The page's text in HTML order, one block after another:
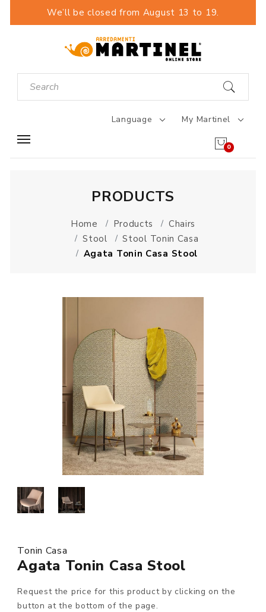
We’ll be closed from August 13 to 19.
Language My Martinel
0
PRODUCTS
Home Products
Chairs
Stool
Stool Tonin Casa
Agata Tonin Casa Stool
Tonin Casa
Agata Tonin Casa Stool
Request the price for this product by clicking on the
button at the bottom of the page.